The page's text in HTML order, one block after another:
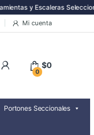
y Escaleras
Mi cuenta
0
$0
Portones Seccionales